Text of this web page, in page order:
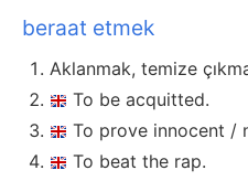
beraat etmek
Aklanmak, temize
To be acquitted.
To prove innocent /
To beat the rap.